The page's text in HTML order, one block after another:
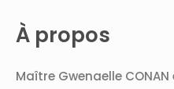
À propos
Maître Gwenaelle